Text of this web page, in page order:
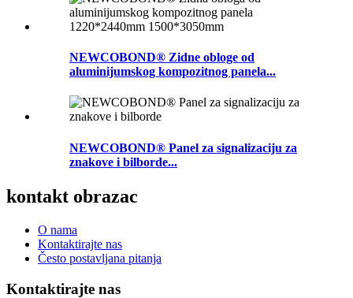
NEWCOBOND® Zidne obloge od
aluminijumskog kompozitnog panela...
NEWCOBOND® Panel za signalizaciju za
znakove i bilborde...
kontakt obrazac
O nama
Kontaktirajte nas
Često postavljana pitanja
Kontaktirajte nas